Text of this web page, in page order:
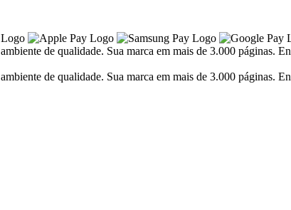
de qualidade. Sua marca em mais de 3.000 páginas.
de qualidade. Sua marca em mais de 3.000 páginas.